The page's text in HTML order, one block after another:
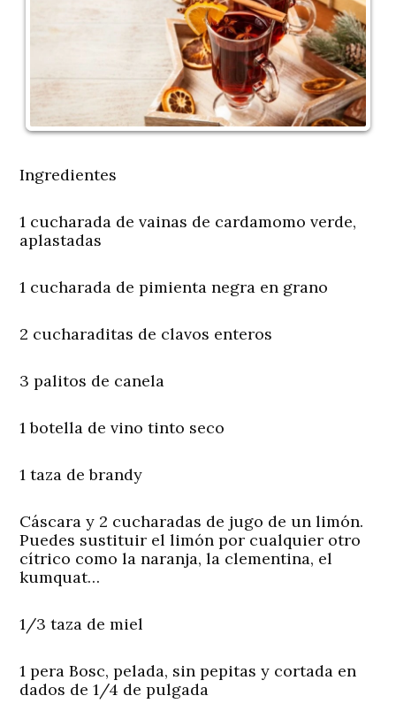
Ingredientes
1 cucharada de vainas de cardamomo verde,
aplastadas
1 cucharada de pimienta negra en grano
2 cucharaditas de clavos enteros
3 palitos de canela
1 botella de vino tinto seco
1 taza de brandy
Cáscara y 2 cucharadas de jugo de un limón.
Puedes sustituir el limón por cualquier otro
cítrico como la naranja, la clementina, el
kumquat…
1/3 taza de miel
1 pera Bosc, pelada, sin pepitas y cortada en
dados de 1/4 de pulgada